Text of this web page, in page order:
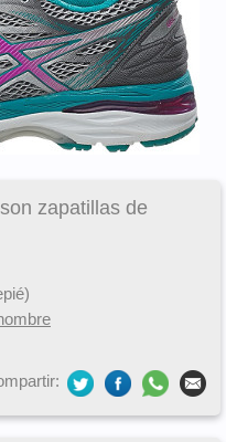
son zapatillas de